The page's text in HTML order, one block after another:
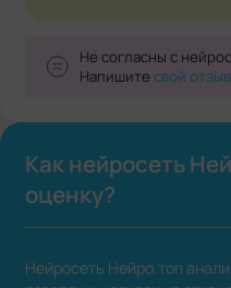
Не согласны с
Напишитесвой отзыв
Как нейросеть
оценку?
Нейросеть Нейро.топ